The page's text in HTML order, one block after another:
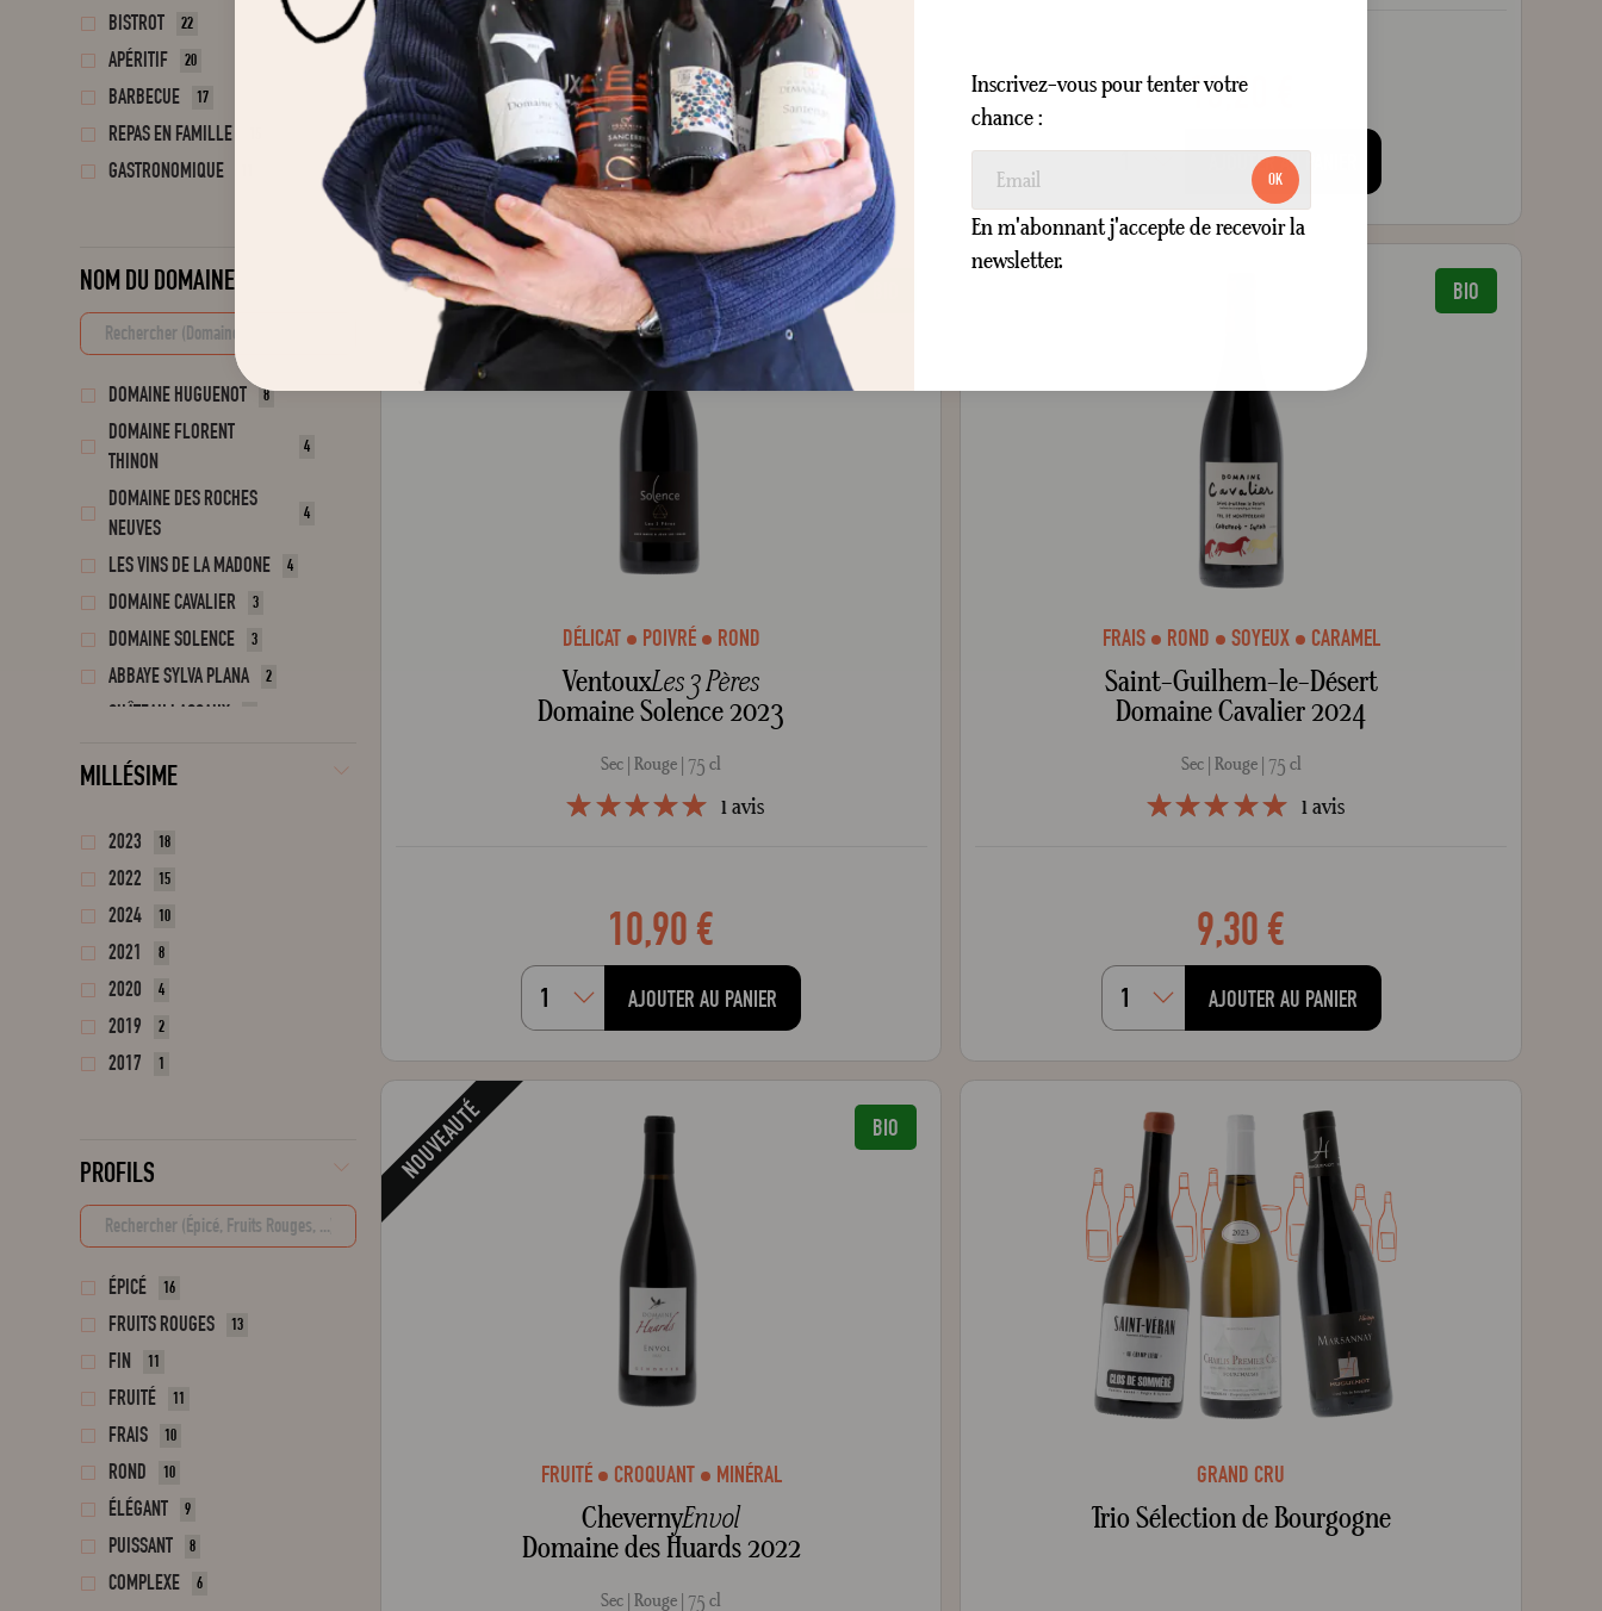
BISTROT 22
APÉRITIF 20
BARBECUE 17
REPAS EN FAMILLE
GASTRONOMIQUE
NOM DU DOMAINE
DOMAINE HUGUENOT 8
DOMAINE FLORENT
THINON
4
DOMAINE DES ROCHES
NEUVES
4
LES VINS DE LA MADONE 4
DOMAINE CAVALIER 3
DOMAINE SOLENCE 3
ABBAYE SYLVA PLANA 2
CHÂTEAU LASCAUX
CLOS DE BREUILLY
MILLÉSIME
2023 18
2022 15
2024 10
2021 8
2020 4
2019 2
2017 1
PROFILS
ÉPICÉ 16
FRUITS ROUGES 13
FIN 11
FRUITÉ 11
FRAIS 10
ROND 10
ÉLÉGANT 9
PUISSANT 8
COMPLEXE 6
36,90 €
AJOUTER AU PANIER
13,20 €
AJOUTER AU PANIER
DÉLICAT POIVRÉ ROND
VentouxLes 3 Pères
Domaine Solence 2023
Sec Rouge 75 cl
1 avis
10,90 €
AJOUTER AU PANIER
BIO
FRAIS ROND SOYEUX CARAMEL
Saint-Guilhem-le-Désert
Domaine Cavalier 2024
Sec Rouge 75 cl
1 avis
9,30 €
AJOUTER AU PANIER
BIO
NOUVEAUTÉ
FRUITÉ CROQUANT MINÉRAL
ChevernyEnvol
Domaine des Huards 2022
Sec Rouge 75 cl
GRAND CRU
Trio Sélection de Bourgogne
Inscrivez-vous pour tenter votre
chance :
OK
En m'abonnant j'accepte de recevoir la
newsletter.